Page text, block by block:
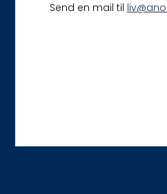
Send en mail til